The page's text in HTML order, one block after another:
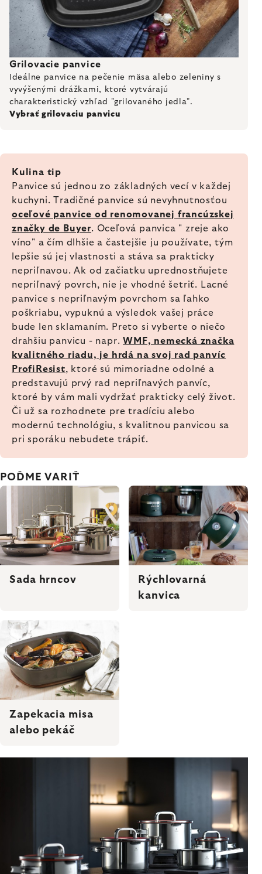
Grilovacie panvice
Ideálne panvice na pečenie mäsa alebo zeleniny s
vyvýšenými drážkami, ktoré vytvárajú
charakteristický vzhľad "grilovaného jedla".
Vybrať grilovaciu panvicu
Kulina tip
Panvice sú jednou zo základných vecí v každej
kuchyni. Tradičné panvice sú nevyhnutnosťou
oceľové panvice od renomovanej francúzskej
značky de Buyer. Oceľová panvica " zreje ako
víno" a čím dlhšie a častejšie ju používate, tým
lepšie sú jej vlastnosti a stáva sa prakticky
nepriľnavou. Ak od začiatku uprednostňujete
nepriľnavý povrch, nie je vhodné šetriť. Lacné
panvice s nepriľnavým povrchom sa ľahko
poškriabu, vypuknú a výsledok vašej práce
bude len sklamaním. Preto si vyberte o niečo
drahšiu panvicu - napr.WMF, nemecká značka
kvalitného riadu, je hrdá na svoj rad panvíc
ProfiResist, ktoré sú mimoriadne odolné a
predstavujú prvý rad nepriľnavých panvíc,
ktoré by vám mali vydržať prakticky celý život.
Či už sa rozhodnete pre tradíciu alebo
modernú technológiu, s kvalitnou panvicou sa
pri sporáku nebudete trápiť.
POĎME VARIŤ
Sada hrncov
Rýchlovarná
kanvica
Zapekacia misa
alebo pekáč